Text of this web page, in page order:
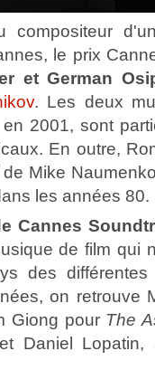
compositeur
le prix
et German
. Les deux
2001, sont
En outre,
Mike
les années 80.
Cannes
de film qui
des
on retrouve
Giong pour The
et Daniel Lopatin,